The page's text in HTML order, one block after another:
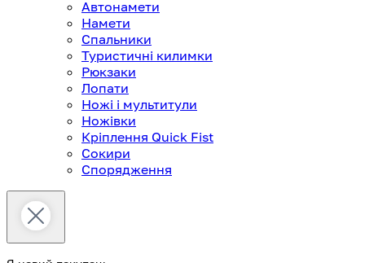
Автонамети
Намети
Спальники
Туристичні килимки
Рюкзаки
Лопати
Ножі і мультитули
Ножівки
Кріплення Quick Fist
Сокири
Спорядження